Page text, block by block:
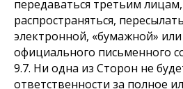
передаваться третьим
распространяться,
электронной, «бумажной»
официального письменного
9.7. Ни одна из Сторон не
ответственности за полное